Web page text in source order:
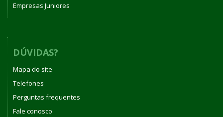
Empresas Juniores
DÚVIDAS?
Mapa do site
Telefones
Perguntas frequentes
Fale conosco